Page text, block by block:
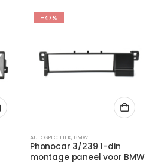
-47%
AUTOSPECIFIEK, BMW
Phonocar 3/239 1-din
montage paneel voor BMW